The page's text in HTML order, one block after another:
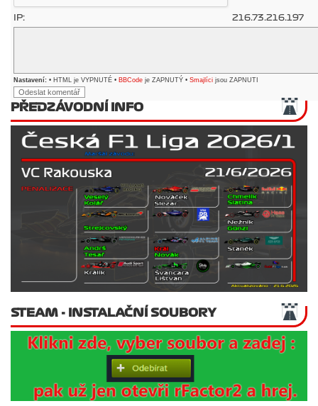
IP: 216.73.216.197
Nastavení: • HTML je VYPNUTÉ • BBCode je ZAPNUTÝ • Smajlíci jsou ZAPNUTI
PŘEDZÁVODNÍ INFO
STEAM - INSTALAČNÍ SOUBORY